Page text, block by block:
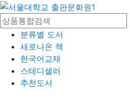
분류별 도서
새로나온 책
한국어교재
스테디셀러
추천도서